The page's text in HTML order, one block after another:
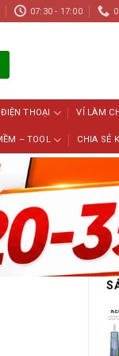
07:30 - 17:00
THOẠI VỈ LÀM
– TOOL CHIA SẺ